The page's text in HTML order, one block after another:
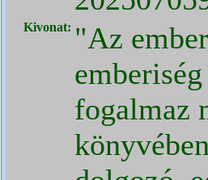
Kivonat: "Az
fogalmaz